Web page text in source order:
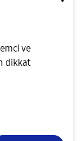
ve
dikkat